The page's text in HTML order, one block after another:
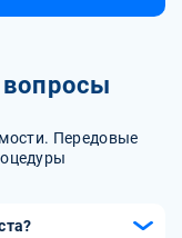
Передовые